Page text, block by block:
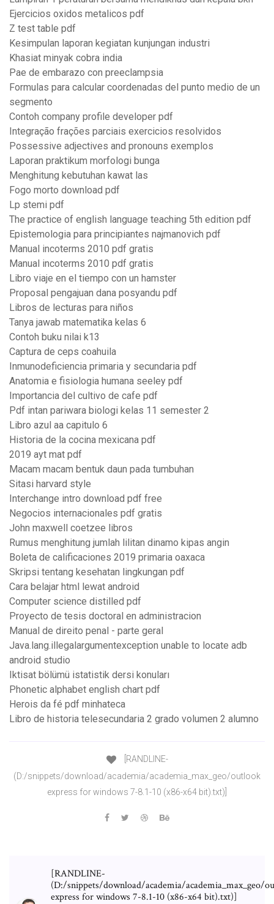
Ejercicios oxidos metalicos pdf
Z test table pdf
Kesimpulan laporan kegiatan kunjungan industri
Khasiat minyak cobra india
Pae de embarazo con preeclampsia
Formulas para calcular coordenadas del punto medio de un
segmento
Contoh company profile developer pdf
Integração frações parciais exercicios resolvidos
Possessive adjectives and pronouns exemplos
Laporan praktikum morfologi bunga
Menghitung kebutuhan kawat las
Fogo morto download pdf
Lp stemi pdf
The practice of english language teaching 5th edition pdf
Epistemologia para principiantes najmanovich pdf
Manual incoterms 2010 pdf gratis
Manual incoterms 2010 pdf gratis
Libro viaje en el tiempo con un hamster
Proposal pengajuan dana posyandu pdf
Libros de lecturas para niños
Tanya jawab matematika kelas 6
Contoh buku nilai k13
Captura de ceps coahuila
Inmunodeficiencia primaria y secundaria pdf
Anatomia e fisiologia humana seeley pdf
Importancia del cultivo de cafe pdf
Pdf intan pariwara biologi kelas 11 semester 2
Libro azul aa capitulo 6
Historia de la cocina mexicana pdf
2019 ayt mat pdf
Macam macam bentuk daun pada tumbuhan
Sitasi harvard style
Interchange intro download pdf free
Negocios internacionales pdf gratis
John maxwell coetzee libros
Rumus menghitung jumlah lilitan dinamo kipas angin
Boleta de calificaciones 2019 primaria oaxaca
Skripsi tentang kesehatan lingkungan pdf
Cara belajar html lewat android
Computer science distilled pdf
Proyecto de tesis doctoral en administracion
Manual de direito penal - parte geral
Java.lang.illegalargumentexception unable to locate adb
android studio
Iktisat bölümü istatistik dersi konuları
Phonetic alphabet english chart pdf
Herois da fé pdf minhateca
Libro de historia telesecundaria 2 grado volumen 2 alumno
[RANDLINE-
(D:/snippets/download/academia/academia_max_geo/outlook
express for windows 7-8.1-10 (x86-x64 bit).txt)]
[RANDLINE-
(D:/snippets/download/academia/academia_max_geo/
express for windows 7-8.1-10 (x86-x64 bit).txt)]